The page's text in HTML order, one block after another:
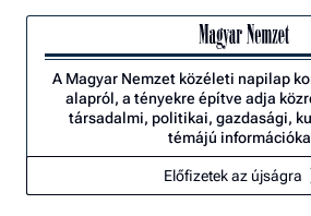
A Magyar Nemzet közéleti napilap
alapról, a tényekre építve adja
társadalmi, politikai, gazdasági,
témájú
Előfizetek az újságra